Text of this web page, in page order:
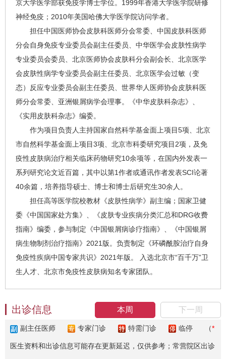
京大学医学部获免疫学博士学位。1999年香港大学医学院研修
神经免疫；2010年美国哈佛大学医学院访问学者。
担任中国医师协会皮肤科医师分会常委、中国皮肤科医师
分会自身免疫专业委员会副主任委员、中华医学会皮肤性病学
专业委员会委员、北京医师协会皮肤科分会副会长、北京医学
会皮肤性病学专业委员会副主任委员、北京医学会过敏（变
态）反应专业委员会副主任委员、世界华人医师协会皮肤科医
师分会常委、亚洲银屑病学会理事。《中华皮肤科杂志》、
《实用皮肤科杂志》编委。
作为项目负责人主持国家自然科学基金面上项目5项、北京
市自然科学基金面上项目3项、北京市科委研究项目2项，及免
疫性皮肤病治疗相关临床药物研究10余项等，在国内外发表一
系列研究论文近百篇，其中以第1作者或通讯作者发表SCI论著
40余篇，培养指导硕士、博士和博士后研究生30余人。
担任高等医学院校教材《皮肤性病学》副主编；国家卫健
委《中国国家处方集》、《皮肤专业疾病分类汇总和DRG收费
指南》编委，参与制定《中国银屑病诊疗指南》、《中国银屑
病生物制剂治疗指南》2021版。负责制定《环磷酰胺治疗自身
免疫性疾病中国专家共识》2021年版。 入选北京市“百千万”卫
生人才、北京市免疫性皮肤病知名专家团队。
本周 下一周
出诊信息
副主任医师 专家门诊 特需门诊 临停 （*
医生资料和出诊信息可能存在更新延迟，仅供参考；常营院区出诊